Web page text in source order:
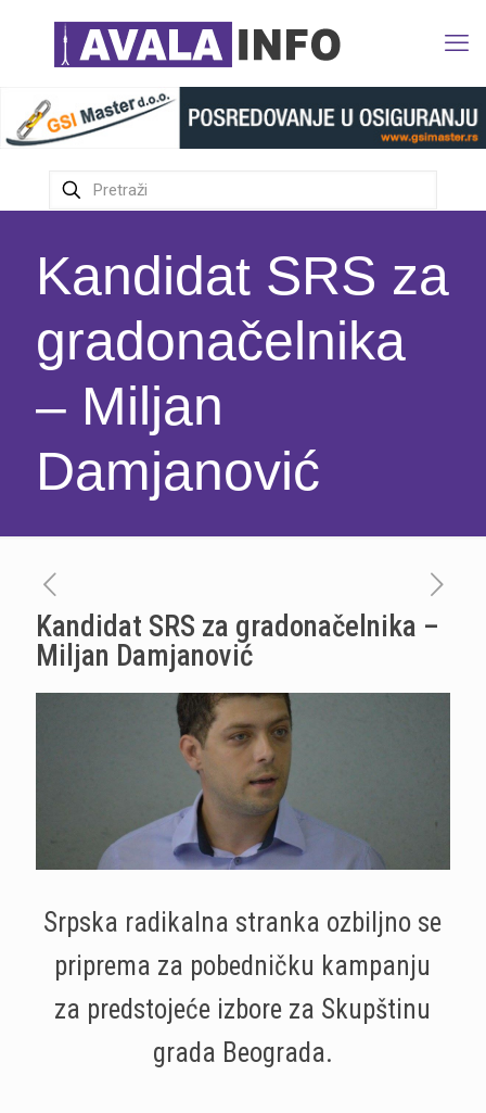
Kandidat SRS za
gradonačelnika
– Miljan
Damjanović
Kandidat SRS za gradonačelnika –
Miljan Damjanović
Srpska radikalna stranka ozbiljno se
priprema za pobedničku kampanju
za predstojeće izbore za Skupštinu
grada Beograda.